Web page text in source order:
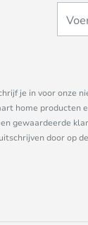
je in voor onze
home producten
gewaardeerde
uitschrijven door op